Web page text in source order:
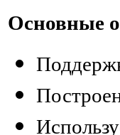
Основные